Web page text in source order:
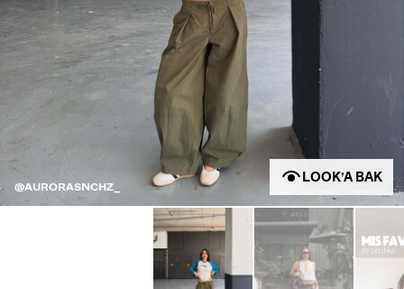
@AURORASNCHZ_
LOOK’A BAK